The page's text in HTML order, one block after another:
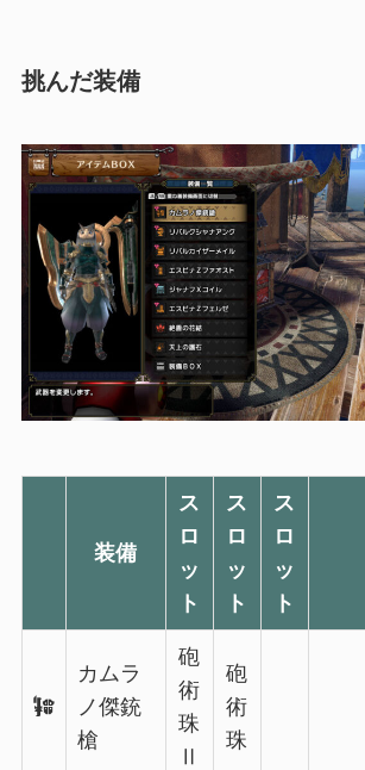
挑んだ装備
装備
ス
ロ
ッ
ト
ス
ロ
ッ
ト
ス
ロ
ッ
ト
カムラ
ノ傑銃
槍
砲
術
珠
Ⅱ
砲
術
珠